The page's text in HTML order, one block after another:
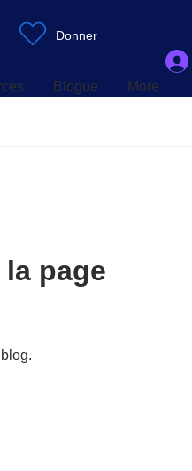
Blogue More
Donner
page
Blogue